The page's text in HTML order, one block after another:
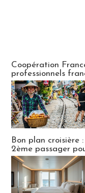
Coopération
professionnels
Bon plan croisière
2ème passager